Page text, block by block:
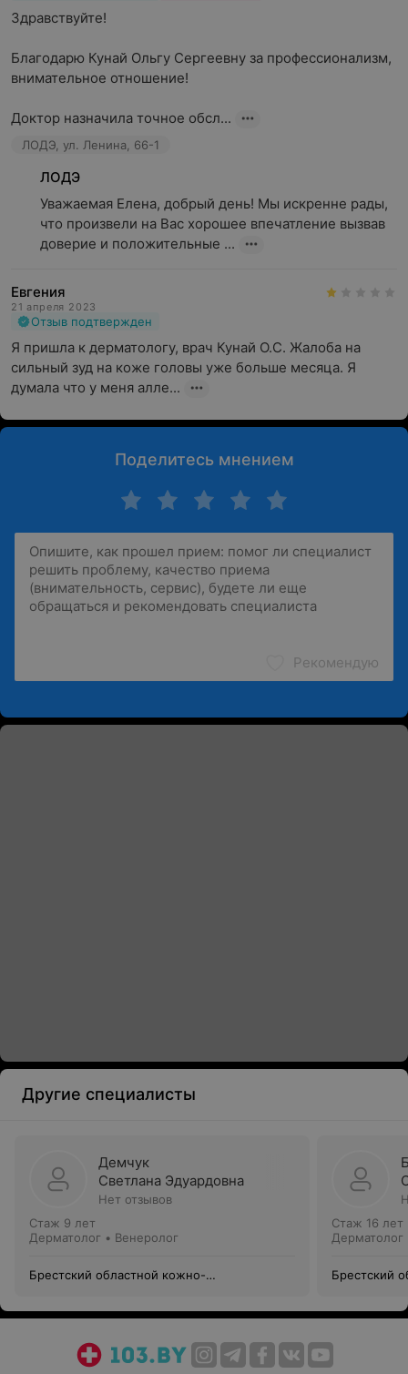
Здравствуйте!
Благодарю Кунай Ольгу Сергеевну за профессионализм,
внимательное отношение!
Доктор назначила точное обсл...
ЛОДЭ, ул. Ленина, 66-1
ЛОДЭ
Уважаемая Елена, добрый день! Мы искренне рады,
что произвели на Вас хорошее впечатление вызвав
доверие и положительные ...
Евгения
21 апреля 2023
Отзыв подтвержден
Я пришла к дерматологу, врач Кунай О.С. Жалоба на
сильный зуд на коже головы уже больше месяца. Я
думала что у меня алле...
Поделитесь мнением
Рекомендую
Другие специалисты
Демчук
Светлана Эдуардовна
Нет отзывов
Стаж 9 лет
Дерматолог • Венеролог
Брестский областной кожно-
Стаж 16 лет
Дерматолог
Брестский